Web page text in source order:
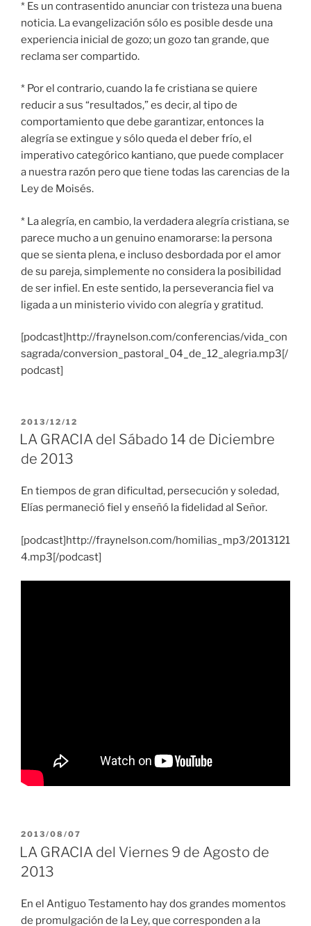
* Es un contrasentido anunciar con tristeza una buena
noticia. La evangelización sólo es posible desde una
experiencia inicial de gozo; un gozo tan grande, que
reclama ser compartido.
* Por el contrario, cuando la fe cristiana se quiere
reducir a sus “resultados,” es decir, al tipo de
comportamiento que debe garantizar, entonces la
alegría se extingue y sólo queda el deber frío, el
imperativo categórico kantiano, que puede complacer
a nuestra razón pero que tiene todas las carencias de la
Ley de Moisés.
* La alegría, en cambio, la verdadera alegría cristiana, se
parece mucho a un genuino enamorarse: la persona
que se sienta plena, e incluso desbordada por el amor
de su pareja, simplemente no considera la posibilidad
de ser infiel. En este sentido, la perseverancia fiel va
ligada a un ministerio vivido con alegría y gratitud.
[podcast]http://fraynelson.com/conferencias/vida_con
sagrada/conversion_pastoral_04_de_12_alegria.mp3[/
podcast]
PUBLICADO
EL
2013/12/12
LA GRACIA del Sábado 14 de Diciembre
de 2013
En tiempos de gran dificultad, persecución y soledad,
Elías permaneció fiel y enseñó la fidelidad al Señor.
[podcast]http://fraynelson.com/homilias_mp3/2013121
4.mp3[/podcast]
PUBLICADO
EL
2013/08/07
LA GRACIA del Viernes 9 de Agosto de
2013
En el Antiguo Testamento hay dos grandes momentos
de promulgación de la Ley, que corresponden a la